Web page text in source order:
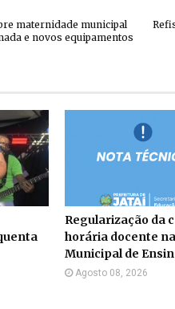
maternidade municipal
e novos equipamentos
Regularização da
horária docente
Municipal de
Agosto 08, 2026